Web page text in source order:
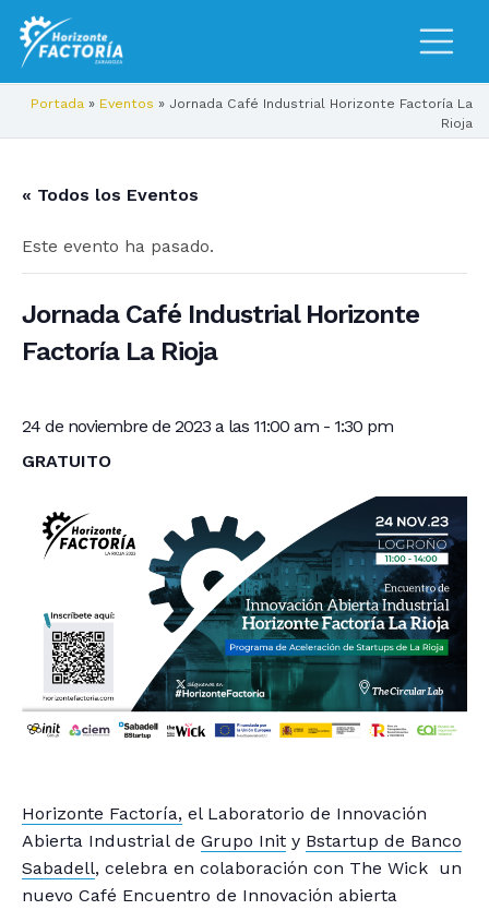
Portada » Eventos » Jornada Café Industrial Horizonte Factoría La
Rioja
« Todos los Eventos
Este evento ha pasado.
Jornada Café Industrial Horizonte
Factoría La Rioja
24 de noviembre de 2023 a las 11:00 am - 1:30 pm
GRATUITO
Horizonte Factoría, el Laboratorio de Innovación
Abierta Industrial de Grupo Init y Bstartup de Banco
Sabadell, celebra en colaboración con The Wick un
nuevo Café Encuentro de Innovación abierta